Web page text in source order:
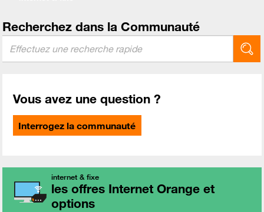
Recherchez dans la Communauté
Vous avez une question ?
Interrogez la communauté
internet & fixe
les offres Internet Orange et
options